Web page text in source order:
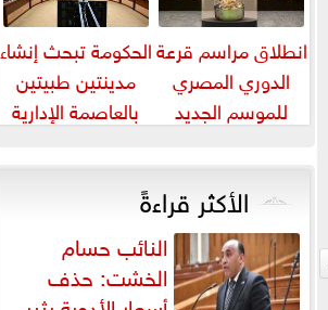
انطلاق مراسم قرعة
الدوري المصري
للموسم الجديد
الحكومة تبحث إنشاء
مدينتين طبيتين
بالعاصمة الإدارية
5 مليارات دورلا٨
الأكثر قراءةً
النائب حسام
الخشت: حذف